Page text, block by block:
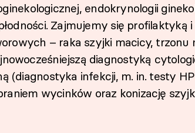
endokrynologii
Zajmujemy się profilaktyką
– raka szyjki macicy, trzonu
diagnostyką
(diagnostyka infekcji, m. in. testy
wycinków oraz konizację